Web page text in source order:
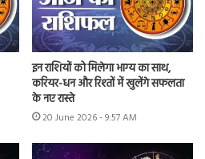
इन राशियों को मिलेगा भाग्य का साथ,
करियर-धन और रिश्तों में खुलेंगे सफलता
के नए रास्ते
20 June 2026 - 9:57 AM